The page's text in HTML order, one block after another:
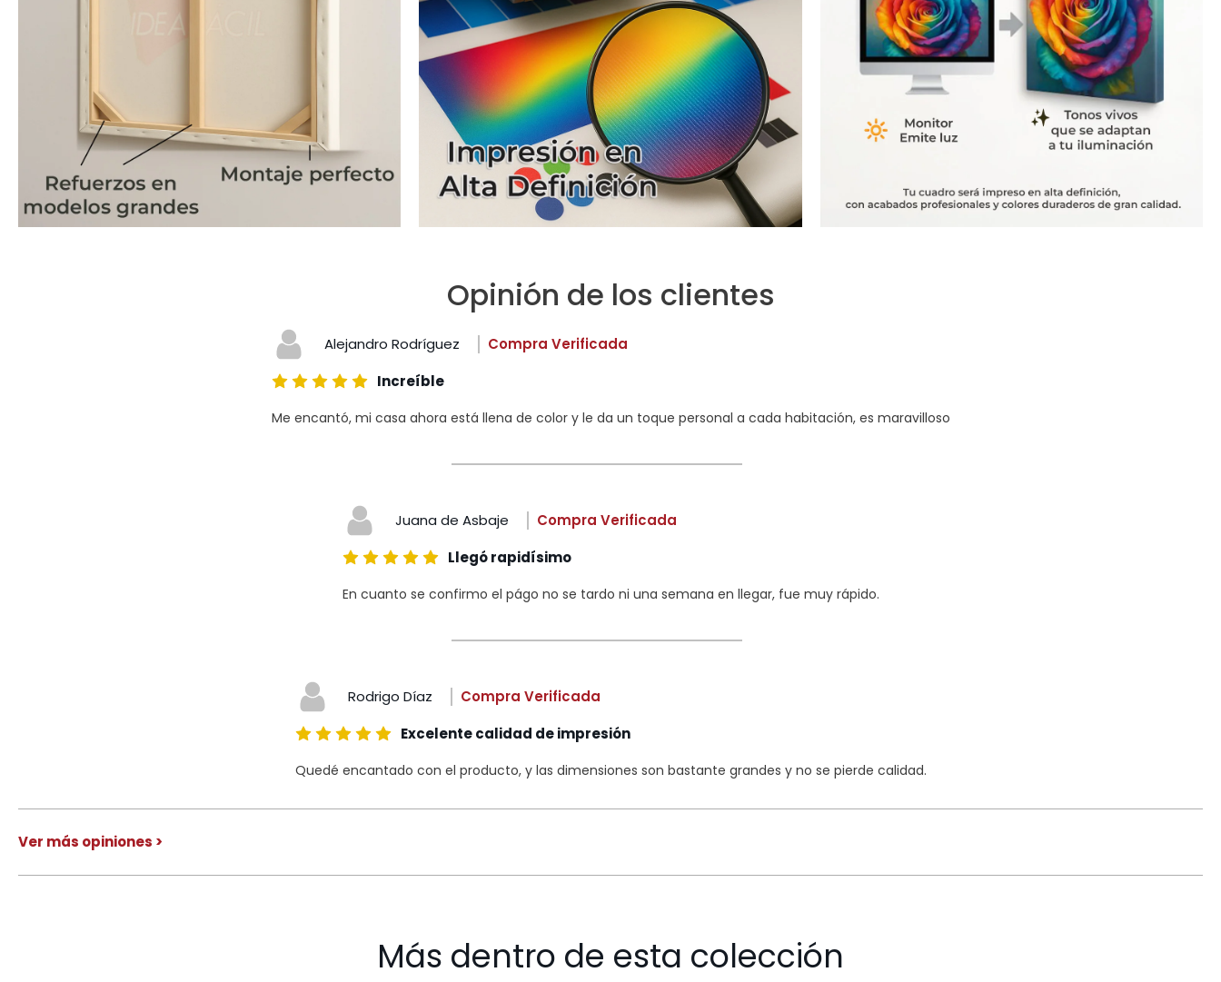
Opinión de los clientes
Alejandro Rodríguez
Compra Verificada
Increíble
Me encantó, mi casa ahora está llena de color y le da un toque personal a cada habitación, es maravilloso
Juana de Asbaje
Compra Verificada
Llegó rapidísimo
En cuanto se confirmo el págo no se tardo ni una semana en llegar, fue muy rápido.
Rodrigo Díaz
Compra Verificada
Excelente calidad de impresión
Quedé encantado con el producto, y las dimensiones son bastante grandes y no se pierde calidad.
Ver más opiniones >
Más dentro de esta colección